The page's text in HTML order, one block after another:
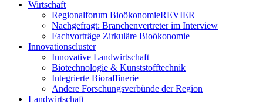
Wirtschaft
Regionalforum BioökonomieREVIER
Nachgefragt: Branchenvertreter im Interview
Fachvorträge Zirkuläre Bioökonomie
Innovationscluster
Innovative Landwirtschaft
Biotechnologie & Kunststofftechnik
Integrierte Bioraffinerie
Andere Forschungsverbünde der Region
Landwirtschaft